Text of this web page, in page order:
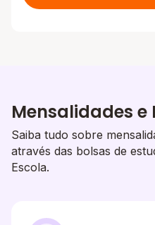
Mensalidades e
Saiba tudo sobre
através das bolsas de
Escola.